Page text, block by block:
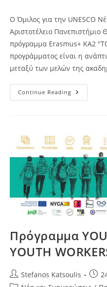
Ο Όμιλος για την UNESCO
Αριστοτέλειο
πρόγραμμα Erasmus+ KA2
προγράμματος είναι η
μεταξύ των μελών της
Continue Reading
Έντυπο
Erasmus+
KA2
Πρόγραμμα
YOUTH
Post
author:
Stefanos Katsoulis
Post